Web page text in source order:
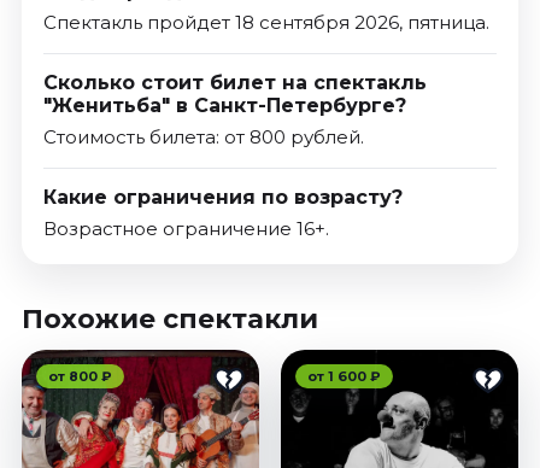
Спектакль пройдет 18 сентября 2026, пятница.
Сколько стоит билет на спектакль
"Женитьба" в Санкт-Петербурге?
Стоимость билета: от 800 рублей.
Какие ограничения по возрасту?
Возрастное ограничение 16+.
Похожие спектакли
от 800 ₽ от 1 600 ₽